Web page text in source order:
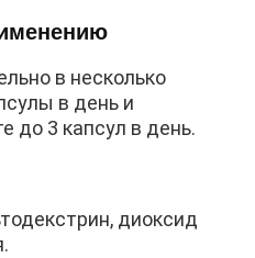
в несколько
в день и
до 3 капсул в день.
диоксид